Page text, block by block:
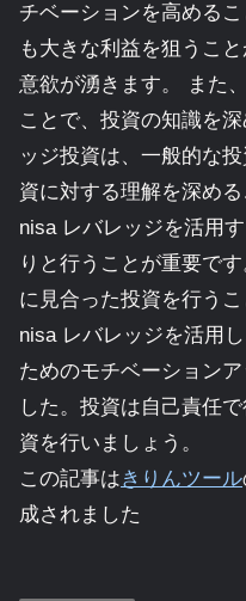
チベーションを高める
も大きな利益を狙うこ
意欲が湧きます。 また
ことで、投資の知識を
ッジ投資は、一般的な
資に対する理解を深め
nisa レバレッジを活用
りと行うことが重要で
に見合った投資を行う
nisa レバレッジを活用
ためのモチベーション
した。投資は自己責任
資を行いましょう。
この記事はきりんツール
成されました